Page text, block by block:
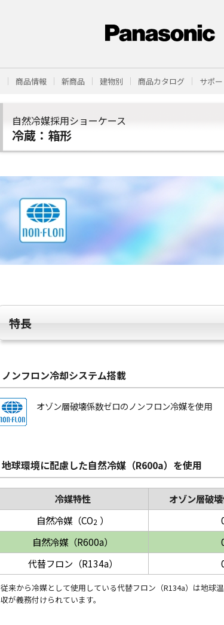
商品情報 新商品 建物別 商品カタログ サポー
自然冷媒採用ショーケース
冷蔵：箱形
特長
ノンフロン冷却システム搭載
オゾン層破壊係数ゼロのノンフロン冷媒を使用
地球環境に配慮した自然冷媒（R600a）を使用
冷媒特性 オゾン層破壊
自然冷媒（CO2 ）
自然冷媒（R600a）
代替フロン（R134a）
従来から冷媒として使用している代替フロン（R134a）は地球
収が義務付けられています。